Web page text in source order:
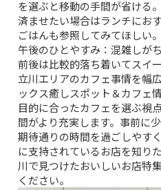
を選ぶと移動の手間が省ける
済ませたい場合はランチにお
ごはんも参照してみてほしい。
午後のひとやすみ： 混雑しが
前後は比較的落ち着いてスイ
立川エリアのカフェ事情を幅
ックス癒しスポット＆カフェ
目的に合ったカフェを選ぶ視
間がより充実します。事前に
期待通りの時間を過ごしやす
に支持されているお店を知りた
川で見つけたおいしいお店特
ください。